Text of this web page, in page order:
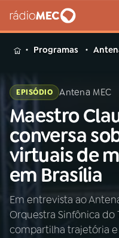
MENU
Buscar
na
Rádio
MEC
Início
01INÍCIO
Programas
EPISÓDIO Antena MEC
Maestro
conversa
virtuais de
em Brasília
Em entrevista ao
Orquestra Sinfônica do
compartilha trajetória